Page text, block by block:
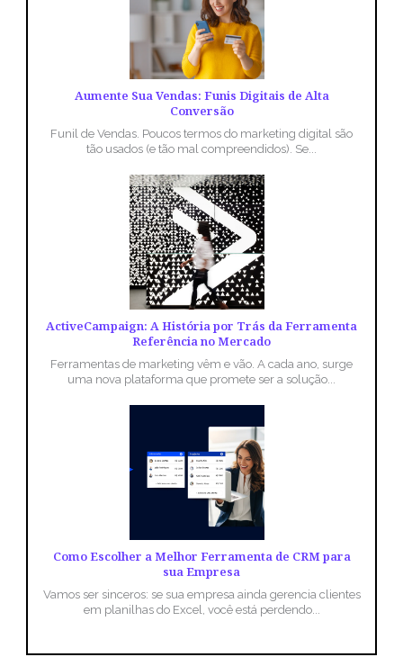
Aumente Sua Vendas: Funis Digitais de Alta
Conversão
Funil de Vendas. Poucos termos do marketing digital são
tão usados (e tão mal compreendidos). Se...
ActiveCampaign: A História por Trás da Ferramenta
Referência no Mercado
Ferramentas de marketing vêm e vão. A cada ano, surge
uma nova plataforma que promete ser a solução...
Como Escolher a Melhor Ferramenta de CRM para
sua Empresa
Vamos ser sinceros: se sua empresa ainda gerencia clientes
em planilhas do Excel, você está perdendo...